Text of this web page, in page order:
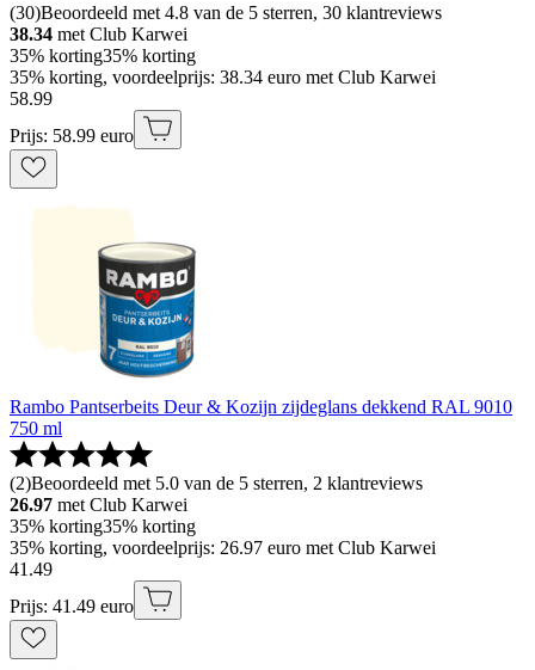
(30)Beoordeeld met 4.8 van de 5 sterren, 30 klantreviews
38.34 met Club Karwei
35% korting35% korting
35% korting, voordeelprijs: 38.34 euro met Club Karwei
58.99
Prijs: 58.99 euro
Rambo Pantserbeits Deur & Kozijn zijdeglans dekkend RAL 9010
750 ml
(2)Beoordeeld met 5.0 van de 5 sterren, 2 klantreviews
26.97 met Club Karwei
35% korting35% korting
35% korting, voordeelprijs: 26.97 euro met Club Karwei
41 .49
Prijs: 41.49 euro